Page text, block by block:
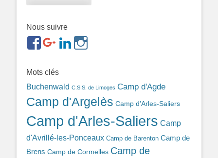
Nous suivre
https://www.facebook.com/groups/
ref=br_rs
https://plus.google.com/b/
https://www.linkedin.com/in/gigi-
bonin-
Mots clés
Buchenwald C.S.S. de Limoges Camp d'Agde
Camp d'Argelès Camp d'Arles-Saliers
Camp d'Arles-Saliers Camp
d'Avrillé-les-Ponceaux Camp de Barenton Camp de
Brens Camp de Cormelles Camp de